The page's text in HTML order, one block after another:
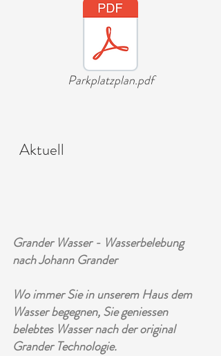
Parkplatzplan.pdf
Aktuell
Grander Wasser - Wasserbelebung
nach Johann Grander
Wo immer Sie in unserem Haus dem
Wasser begegnen, Sie geniessen
belebtes Wasser nach der original
Grander Technologie.